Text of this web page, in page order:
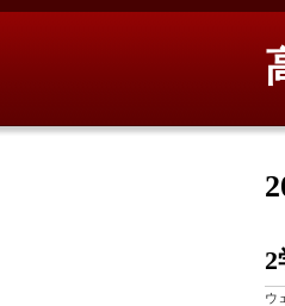
2
ウ